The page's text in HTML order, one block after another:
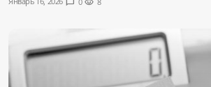
Sadaq TV
Общество
Спорт
chat_bubble visibility